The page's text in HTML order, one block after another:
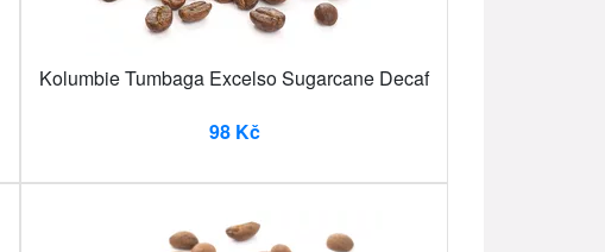
Kolumbie Tumbaga Excelso Sugarcane Decaf
98 Kč